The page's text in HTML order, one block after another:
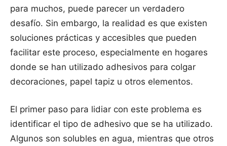
para muchos, puede parecer un verdadero
desafío. Sin embargo, la realidad es que existen
soluciones prácticas y accesibles que pueden
facilitar este proceso, especialmente en hogares
donde se han utilizado adhesivos para colgar
decoraciones, papel tapiz u otros elementos.
El primer paso para lidiar con este problema es
identificar el tipo de adhesivo que se ha utilizado.
Algunos son solubles en agua, mientras que otros